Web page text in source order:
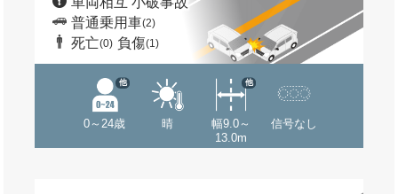
普通乗用車(2)
死亡(0) 負傷(1)
0～24歳
他
晴
幅9.0～
13.0m
他
信号なし